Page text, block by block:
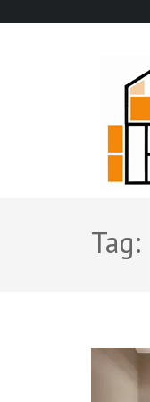
Tag: